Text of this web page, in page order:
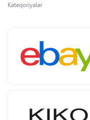
Kateqoriyalar